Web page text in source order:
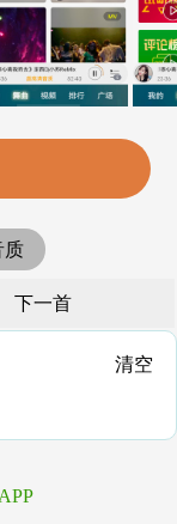
质
下一首
清空